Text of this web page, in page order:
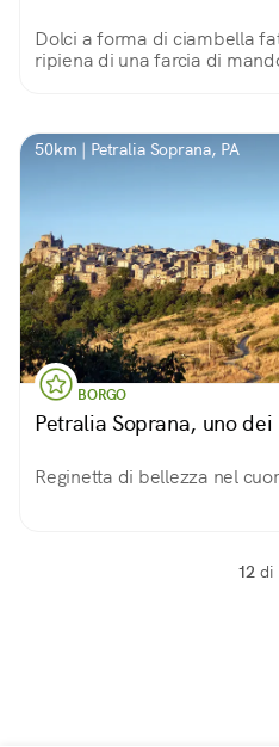
Dolci a forma di ciambella
ripiena di una farcia di
50km | Petralia Soprana, PA
BORGO
Petralia Soprana, uno
Reginetta di bellezza nel
12 di